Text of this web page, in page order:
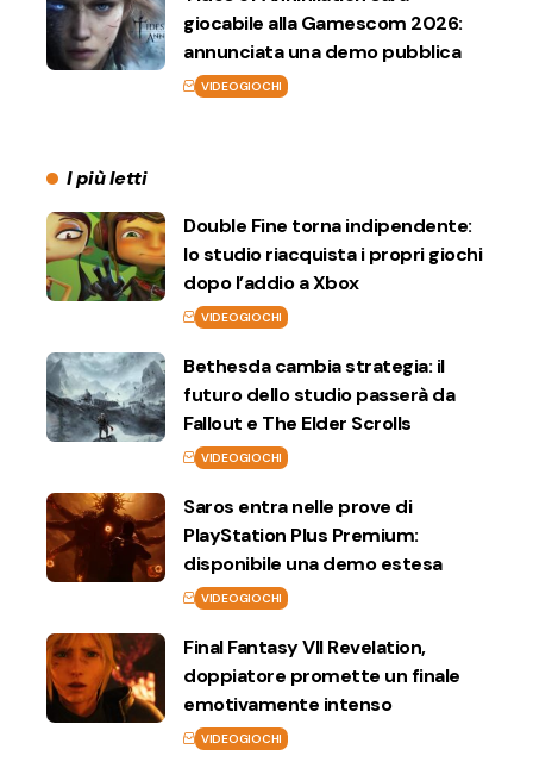
giocabile alla Gamescom 2026:
annunciata una demo pubblica
VIDEOGIOCHI
I più letti
Double Fine torna indipendente:
lo studio riacquista i propri giochi
dopo l’addio a Xbox
VIDEOGIOCHI
Bethesda cambia strategia: il
futuro dello studio passerà da
Fallout e The Elder Scrolls
VIDEOGIOCHI
Saros entra nelle prove di
PlayStation Plus Premium:
disponibile una demo estesa
VIDEOGIOCHI
Final Fantasy VII Revelation,
doppiatore promette un finale
emotivamente intenso
VIDEOGIOCHI